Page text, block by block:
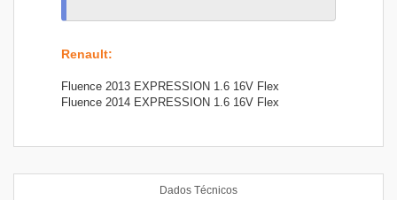
Renault:
Fluence 2013 EXPRESSION 1.6 16V Flex
Fluence 2014 EXPRESSION 1.6 16V Flex
Dados Técnicos